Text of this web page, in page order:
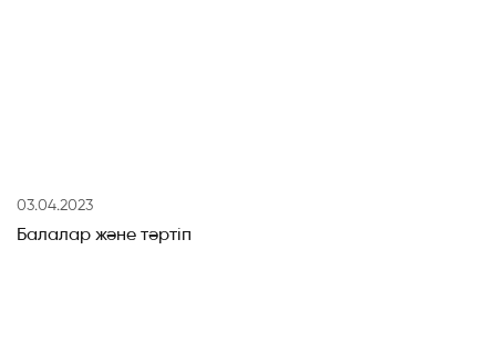
03.04.2023
Балалар және тәртіп